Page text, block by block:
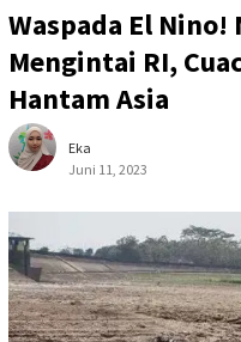
Waspada El
Mengintai RI,
Hantam Asia
Eka
Juni 11, 2023